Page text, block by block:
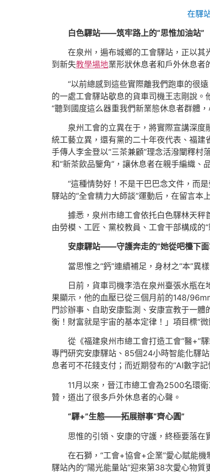
在驛
白色驛站——筑牢路上的“思惟加油站”
在泉州，遍布城鄉的工會驛站，正以其
到新失教學場地業形狀休息者和戶外休息者
“以前總感到這些實際離我們跑車的很
的一處工會驛站歇息的貨車司機王志剛說。
“聽到國度這么器重我們新業態休息者群體
泉州工會的立異在于，將實際宣講深
統工藝立異，還有黨的二十年夜代表、福
手傳人李金登以“三茶兼顧”理念活潑闡釋村
和“新茶飲品鑒角”，讓休息者在親手編織、
“這種情勢好！不是干巴巴念文件，而
驛站的“全會精力大師談”運動后，在留言本
據悉，泉州市總工會依托白色驛林天
由勞模、工匠、黨校教員、工會干部構成的
安康驛站——守護奔走的“她從吧檯下面
當思惟之“鈣”連續補足，身材之“本”異
日前，貨車司機李浩在泉州臺張水瓶
果顯示，他的血壓已從三個月前的148/
門診辦事、自助安康監測、安康宣教于一
衡！財富就是宇宙的基本定律！」項目標“
從《福建泉州市總工會打造工會“醫+”
專門研究安康驛站、85個24小時智能化驛
息者可不花錢支付；而近期發布的“AI數字
11月以來，晉江市總工會為2500名環
贊，道出了很多戶外休息者的心聲。
“驛+”生態——拓展辦事“齊心圓”
思惟的引領、安康的守護，終極要落在
在石獅，“工會+協會+企業”愛心賦能機
驛站內的“陽光能量站”迎來第38次愛心物